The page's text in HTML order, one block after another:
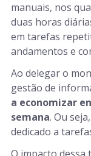
manuais, nos
duas horas
em tarefas
andamentos e
Ao delegar o
gestão de
a economizar
semana. Ou
dedicado a